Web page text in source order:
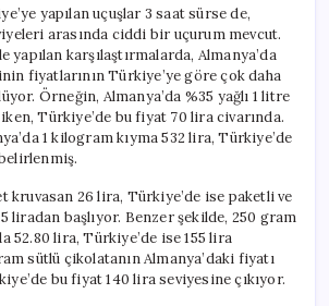
yapılan uçuşlar 3 saat sürse de,
arasında ciddi bir uçurum mevcut.
yapılan karşılaştırmalarda, Almanya’da
fiyatlarının Türkiye’ye göre çok daha
Örneğin, Almanya’da %35 yağlı 1 litre
Türkiye’de bu fiyat 70 lira civarında.
1 kilogram kıyma 532 lira, Türkiye’de
kruvasan 26 lira, Türkiye’de ise paketli ve
liradan başlıyor. Benzer şekilde, 250 gram
52.80 lira, Türkiye’de ise 155 lira
sütlü çikolatanın Almanya’daki fiyatı
bu fiyat 140 lira seviyesine çıkıyor.